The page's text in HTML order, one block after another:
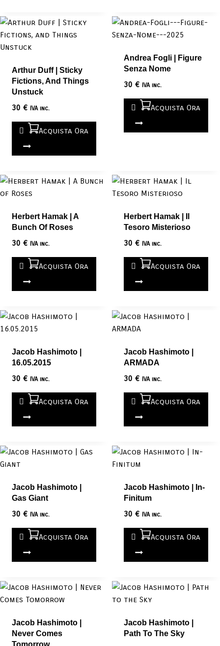
Arthur Duff | Sticky
Fictions, And Things
Unstuck
30 € IVA inc.
Acquista Ora
Andrea Fogli | Figure
Senza Nome
30 € IVA inc.
Acquista Ora
Herbert Hamak | A
Bunch Of Roses
30 € IVA inc.
Acquista Ora
Herbert Hamak | Il
Tesoro Misterioso
30 € IVA inc.
Acquista Ora
Jacob Hashimoto |
16.05.2015
30 € IVA inc.
Acquista Ora
Jacob Hashimoto |
ARMADA
30 € IVA inc.
Acquista Ora
Jacob Hashimoto |
Gas Giant
30 € IVA inc.
Acquista Ora
Jacob Hashimoto | In-
Finitum
30 € IVA inc.
Acquista Ora
Jacob Hashimoto |
Never Comes
Tomorrow
Jacob Hashimoto |
Path To The Sky